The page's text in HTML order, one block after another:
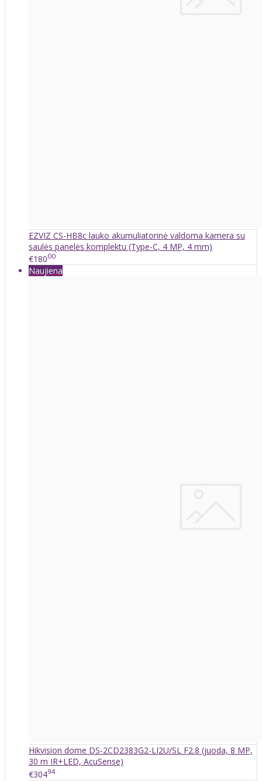
EZVIZ CS-HB8c lauko akumuliatorinė valdoma kamera su
saulės panelės komplektu (Type-C, 4 MP, 4 mm)
€18000
Naujiena
Hikvision dome DS-2CD2383G2-LI2U/SL F2.8 (juoda, 8 MP,
30 m IR+LED, AcuSense)
€30494